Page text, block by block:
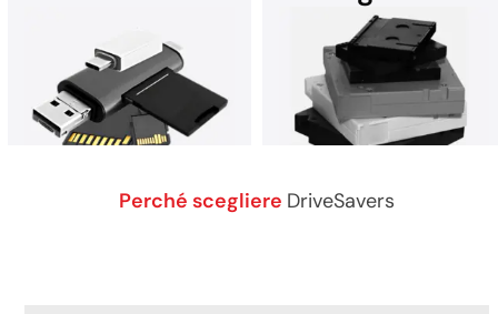
Microsoft Windows.
Recupera i dati dopo un
attacco ransomware.
Contatta DriveSavers per
assistenza.
Perché scegliere DriveSavers